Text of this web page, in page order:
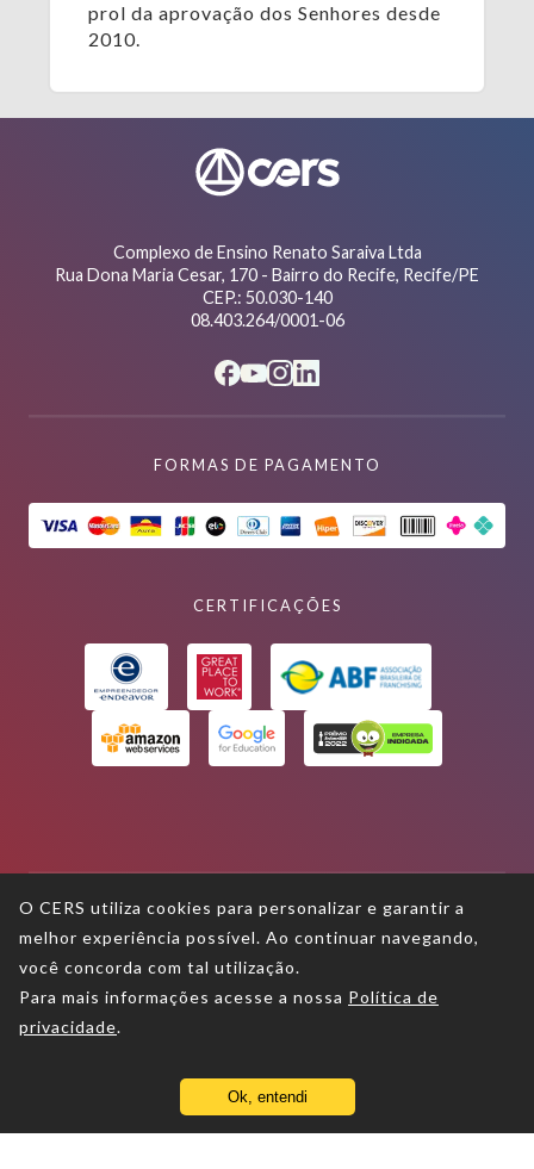
prol da aprovação dos Senhores desde
2010.
Complexo de Ensino Renato Saraiva Ltda
Rua Dona Maria Cesar, 170 - Bairro do Recife, Recife/PE
CEP.: 50.030-140
08.403.264/0001-06
FORMAS DE PAGAMENTO
CERTIFICAÇÕES
Termos de uso
Política de privacidade
autorais
O CERS utiliza cookies para personalizar e garantir a
melhor experiência possível. Ao continuar navegando,
você concorda com tal utilização.
Para mais informações acesse a nossa Política de
privacidade.
Ok, entendi